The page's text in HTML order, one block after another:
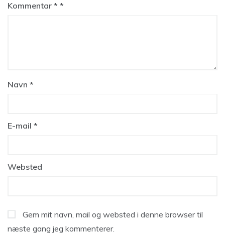
Kommentar *
Navn *
E-mail *
Websted
Gem mit navn, mail og websted i denne browser til
næste gang jeg kommenterer.